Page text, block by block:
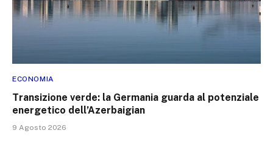
ECONOMIA
Transizione verde: la Germania guarda al potenziale
energetico dell’Azerbaigian
9 Agosto 2026